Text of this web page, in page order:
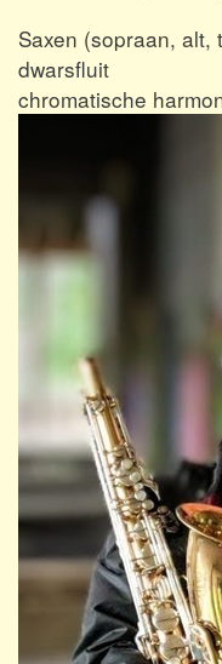
Saxen (sopraan, alt,
dwarsfluit
chromatische